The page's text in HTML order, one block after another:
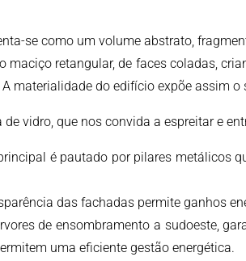
se como um volume abstrato,
maciço retangular, de faces coladas,
materialidade do edifício expõe assim
vidro, que nos convida a espreitar e
é pautado por pilares metálicos
das fachadas permite ganhos
de ensombramento a sudoeste,
uma eficiente gestão energética.